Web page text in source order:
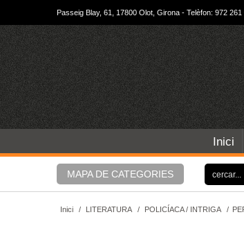
Passeig Blay, 61, 17800 Olot, Girona - Telèfon: 972 261
Inici
MAPA DE CATEGORIES
Inici / LITERATURA / POLICÍACA / INTRIGA /